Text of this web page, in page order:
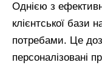
Однією з
клієнтської бази
потребами. Це
персоналізовані